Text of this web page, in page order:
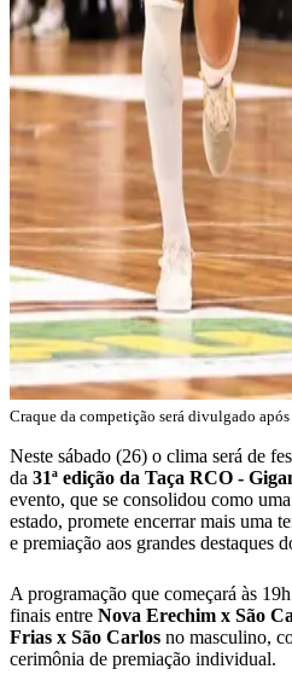
Craque da competição será divulgado
Neste sábado (26) o clima será de
da 31ª edição da Taça RCO -
evento, que se consolidou como
estado, promete encerrar mais uma
e premiação aos grandes destaques
A programação que começará às
finais entre Nova Erechim x São
Frias x São Carlos no masculino,
cerimônia de premiação individual.